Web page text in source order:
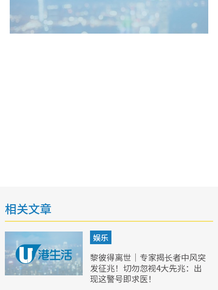
相关文章
娱乐
黎彼得离世｜专家揭长者中风突
发征兆！切勿忽视4大先兆：出
现这警号即求医！